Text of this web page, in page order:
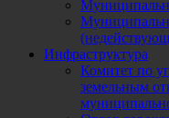
Инфраструктура
Комитет по
земельным